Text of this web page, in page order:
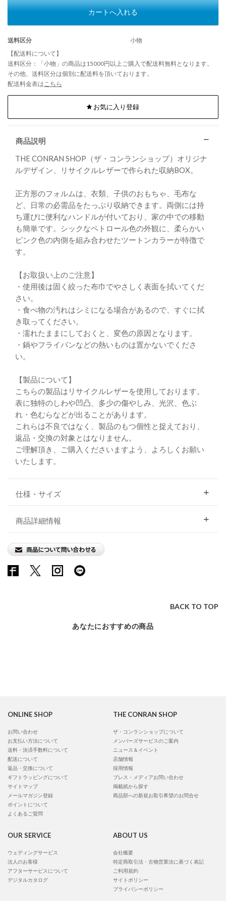
カートへ入れる
送料区分
小物
【配送料について】
送料区分：「小物」の商品は15000円以上ご購入で配送料無料となります。
その他、送料区分は個別に配送料を頂いております。
配送料金表は こちら
お気に入り登録
商品説明
THE CONRAN SHOP（ザ・コンランショップ）オリジナ
ルデザイン、リサイクルレザーで作られた収納BOX。
正方形のフォルムは、衣類、子供のおもちゃ、毛布な
ど、日常の必需品をたっぷり収納できます。両側には持
ち運びに便利なハンドルが付いており、家の中での移動
も簡単です。シックなペトロール色の外観に、柔らかい
ピンク色の内側を組み合わせたツートンカラーが特徴で
す。
【お取扱い上のご注意】
・使用後は固く絞った布巾でやさしく表面を拭いてくだ
さい。
・食べ物の汚れはシミになる場合があるので、すぐに拭
き取ってください。
・濡れたままにしておくと、変色の原因となります。
・鍋やフライパンなどの熱いものは置かないでくださ
い。
【製品について】
こちらの製品はリサイクルレザーを使用しております。
表に独特のしわや凹凸、多少の傷やしみ、光沢、色ぶ
れ・色むらなどが出ることがあります。
これらは不良ではなく、製品のもつ個性と捉えており、
返品・交換の対象とはなりません。
ご理解頂き、ご購入くださいますよう、よろしくお願い
いたします。
仕様・サイズ
商品詳細情報
BACK TO TOP
あなたにおすすめの商品
ONLINE SHOP
お問い合わせ
お支払い方法について
送料・決済手数料について
配送について
返品・交換について
ギフトラッピングについて
サイトマップ
メールマガジン登録
ポイントについて
よくあるご質問
THE CONRAN SHOP
ザ・コンランショップについて
メンバーズサービスのご案内
ニュース＆イベント
店舗情報
採用情報
プレス・メディアお問い合わせ
掲載紙から探す
商品部への新規お取引希望のお問合せ
OUR SERVICE
ウェディングサービス
法人のお客様
アフターサービスについて
デジタルカタログ
ABOUT US
会社概要
特定商取引法・古物営業法に基づく表記
ご利用規約
サイトポリシー
プライバシーポリシー